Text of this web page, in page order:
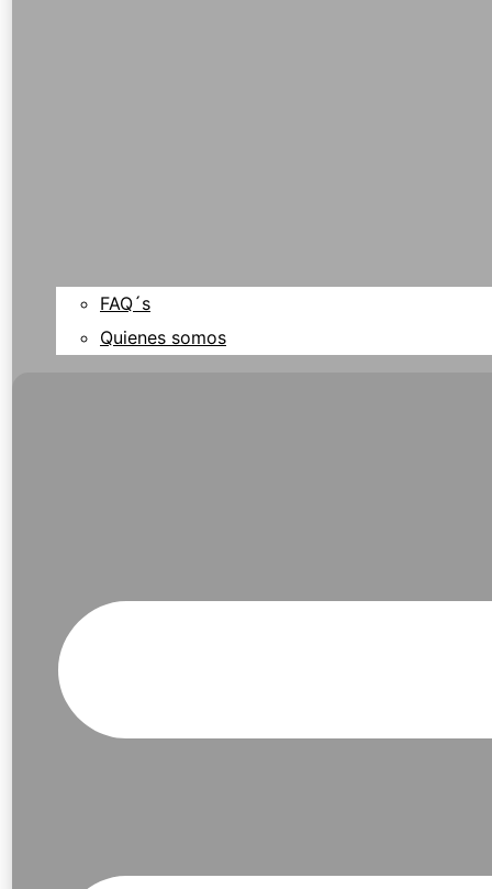
FAQ´s
Quienes somos